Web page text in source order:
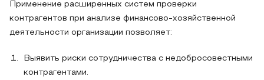
Применение расширенных систем проверки
контрагентов при анализе финансово-хозяйственной
деятельности организации позволяет:
Выявить риски сотрудничества с недобросовестными
контрагентами.